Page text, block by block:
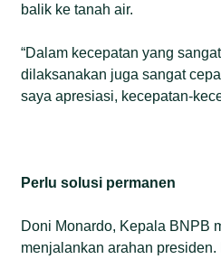
balik ke tanah air.
“Dalam kecepatan yang
dilaksanakan juga sangat
saya apresiasi, kecepatan-
Perlu solusi permanen
Doni Monardo, Kepala BNPB
menjalankan arahan presiden.